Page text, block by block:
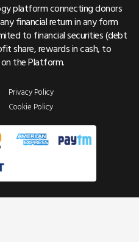
platform connecting donors
financial return in any form
to financial securities (debt
share, rewards in cash, to
the Platform.
Privacy Policy
Cookie Policy